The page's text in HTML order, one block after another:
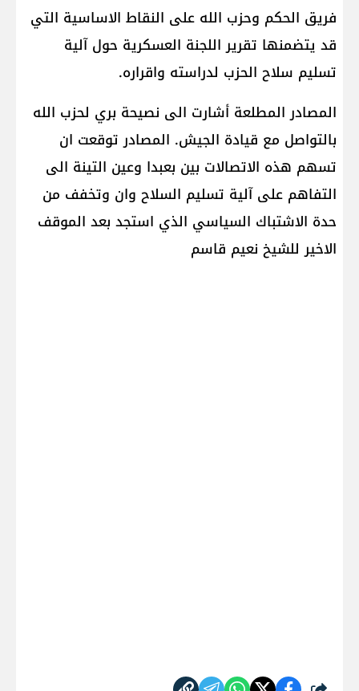
فريق الحكم وحزب الله على النقاط الاساسية التي
قد يتضمنها تقرير اللجنة العسكرية حول آلية
تسليم سلاح الحزب لدراسته واقراره.
المصادر المطلعة أشارت الى نصيحة بري لحزب الله
بالتواصل مع قيادة الجيش. المصادر توقعت ان
تسهم هذه الاتصالات بين بعبدا وعين التينة الى
التفاهم على آلية تسليم السلاح وان وتخفف من
حدة الاشتباك السياسي الذي استجد بعد الموقف
الاخير للشيخ نعيم قاسم